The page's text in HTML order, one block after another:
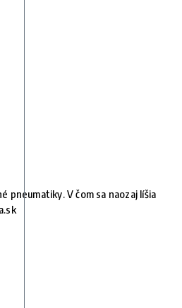
pneumatiky. V čom sa naozaj líšia